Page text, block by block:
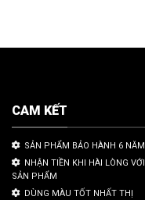
CAM KẾT
SẢN PHẨM BẢO HÀNH 6 NĂM
NHẬN TIỀN KHI HÀI LÒNG VỚI
SẢN PHẨM
DÙNG MÀU TỐT NHẤT THỊ